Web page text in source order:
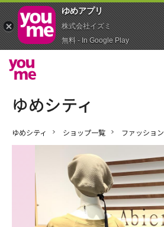
ゆめシティ ショップ一覧 ファッション
ゆめアプ‪リ‬
株式会社イズミ
無料 - In Google Play